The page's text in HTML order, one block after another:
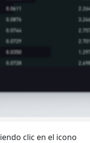
clic en el icono